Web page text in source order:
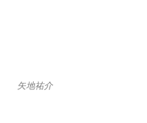
矢地祐介